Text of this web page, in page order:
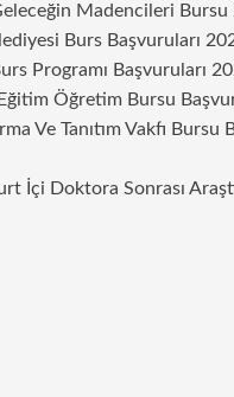
Madencileri
Burs Başvuruları
Programı Başvuruları
Eğitim Öğretim Bursu
Ve Tanıtım Vakfı Bursu
İçi Doktora Sonrası